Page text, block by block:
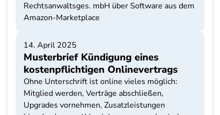
Rechtsanwaltsges. mbH über Software aus dem
Amazon-Marketplace
14. April 2025
Musterbrief Kündigung eines
kostenpflichtigen Onlinevertrags
Ohne Unterschrift ist online vieles möglich:
Mitglied werden, Verträge abschließen,
Upgrades vornehmen, Zusatzleistungen